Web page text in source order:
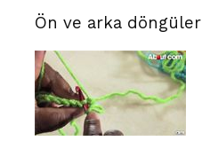
Ön ve arka döngüler